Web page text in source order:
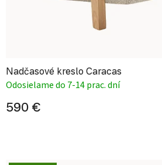
Nadčasové kreslo Caracas
Odosielame do 7-14 prac. dní
590 €